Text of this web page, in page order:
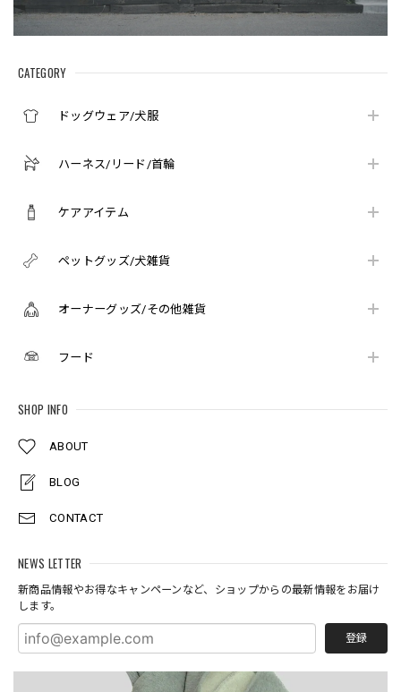
CATEGORY
ドッグウェア/犬服
ハーネス/リード/首輪
ケアアイテム
ペットグッズ/犬雑貨
オーナーグッズ/その他雑貨
フード
SHOP INFO
ABOUT
BLOG
CONTACT
NEWS LETTER
新商品情報やお得なキャンペーンなど、ショップからの最新情報をお届け
します。
登録